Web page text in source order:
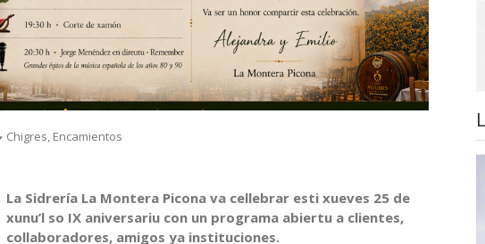
Chigres, Encamientos
La Sidrería La Montera Picona va cellebrar esti xueves 25 de
xunu’l so IX aniversariu con un programa abiertu a clientes,
collaboradores, amigos ya instituciones.